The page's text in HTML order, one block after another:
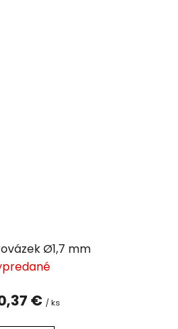
Ø1,7 mm
€ / ks